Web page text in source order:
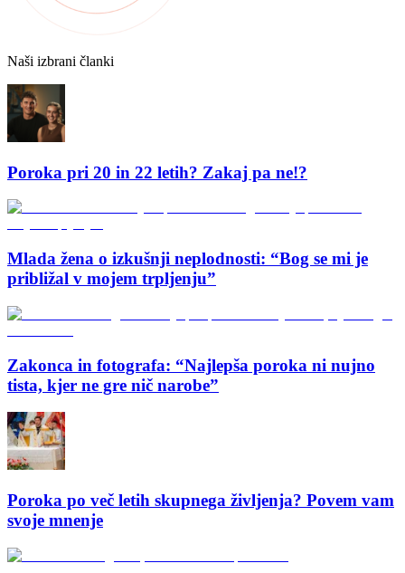
Naši izbrani članki
Poroka pri 20 in 22 letih? Zakaj pa ne!?
Mlada žena o izkušnji neplodnosti: “Bog se mi je
približal v mojem trpljenju”
Zakonca in fotografa: “Najlepša poroka ni nujno
tista, kjer ne gre nič narobe”
Poroka po več letih skupnega življenja? Povem vam
svoje mnenje